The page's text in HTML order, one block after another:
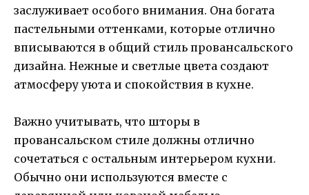
заслуживает особого внимания. Она богата
пастельными оттенками, которые отлично
вписываются в общий стиль провансальского
дизайна. Нежные и светлые цвета создают
атмосферу уюта и спокойствия в кухне.
Важно учитывать, что шторы в
провансальском стиле должны отлично
сочетаться с остальным интерьером кухни.
Обычно они используются вместе с